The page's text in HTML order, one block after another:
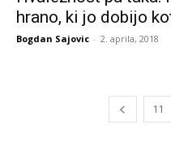
hrano, ki jo dobijo
Bogdan Sajovic - 2. aprila, 2018
11